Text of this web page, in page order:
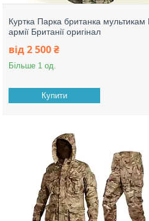
Куртка Парка британка
армії Британії оригінал
від 2 500 ₴
Більше 1 од.
Купити